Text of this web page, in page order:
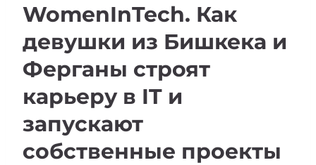
WomenInTech. Как
девушки из Бишкека и
Ферганы строят
карьеру в IT и
запускают
собственные проекты